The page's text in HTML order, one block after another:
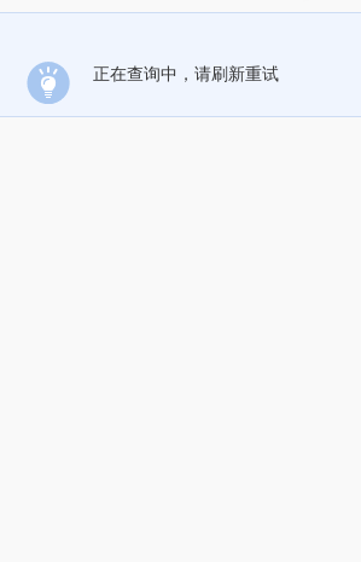
正在查询中，请刷新重试